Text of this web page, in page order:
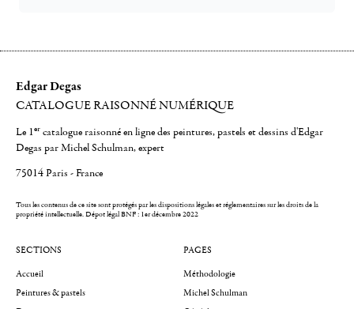
Edgar Degas
CATALOGUE RAISONNÉ NUMÉRIQUE
Le 1er catalogue raisonné en ligne des peintures, pastels et dessins d'Edgar
Degas par Michel Schulman, expert
75014 Paris - France
Tous les contenus de ce site sont protégés par les dispositions légales et réglementaires sur les droits de la
propriété intellectuelle.Dépot légal BNF : 1er décembre 2022
SECTIONS
Accueil
Peintures & pastels
PAGES
Méthodologie
Michel Schulman